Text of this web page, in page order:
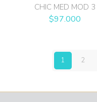
CHIC MED MOD 3
$97.000
1 2